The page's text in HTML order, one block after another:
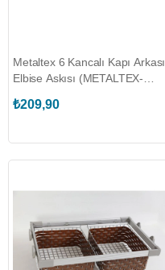
Metaltex 6 Kancalı Kapı Arkası
Elbise Askısı (METALTEX-
₺209,90